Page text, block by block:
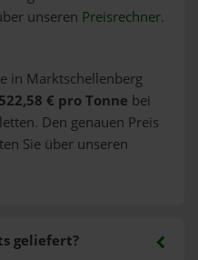
unseren Preisrechner.
in Marktschellenberg
522,58 € pro Tonne bei
Den genauen Preis
Sie über unseren
geliefert?